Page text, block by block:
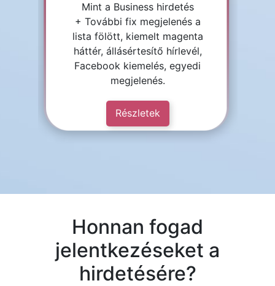
Mint a Business hirdetés
+ További fix megjelenés a
lista fölött, kiemelt magenta
háttér, állásértesítő hírlevél,
Facebook kiemelés, egyedi
megjelenés.
Részletek
Honnan fogad
jelentkezéseket a
hirdetésére?